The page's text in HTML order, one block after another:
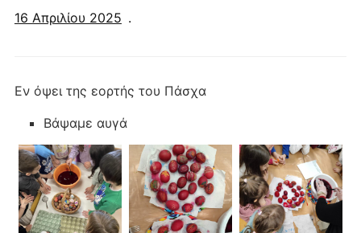
16 Απριλίου 2025 .
Εν όψει της εορτής του Πάσχα
Βάψαμε αυγά